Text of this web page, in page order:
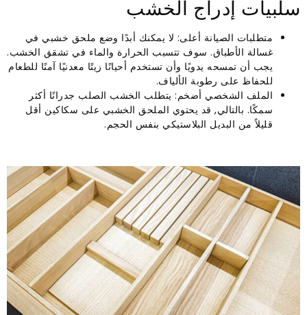
سلبيات إدراج الخشب
متطلبات الصيانة أعلى: لا يمكنك أبدًا وضع ملحق خشبي في
غسالة الأطباق. سوف تتسبب الحرارة والماء في تشقق الخشب.
يجب أن تمسحه يدويًا وأن تستخدم أحيانًا زيتًا معدنيًا آمنًا للطعام
للحفاظ على رطوبة الألياف.
الملف الشخصي أضخم: يتطلب الخشب الصلب جدرانًا أكثر
سمكًا. بالتالي, قد يحتوي الملحق الخشبي على سكاكين أقل
قليلاً من البديل البلاستيكي بنفس الحجم.